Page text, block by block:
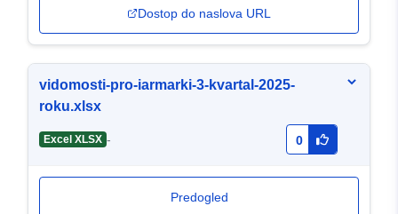
Dostop do naslova URL
vidomosti-pro-iarmarki-3-kvartal-2025-
roku.xlsx
Excel XLSX - 0
Predogled